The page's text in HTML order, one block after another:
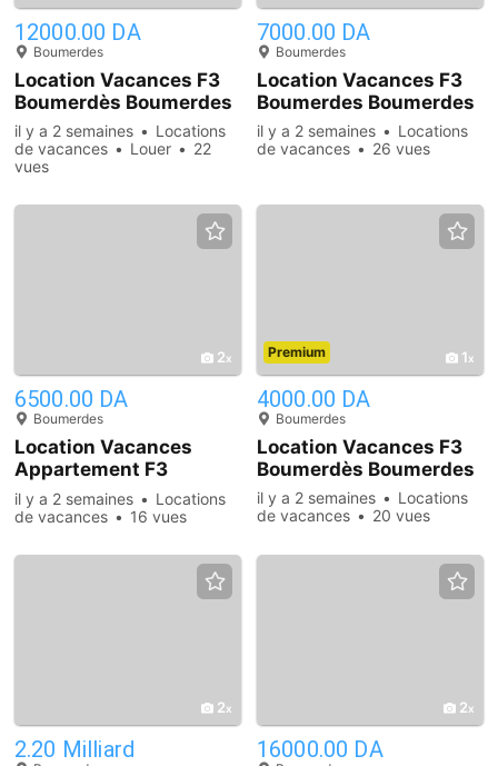
12000.00 DA
Boumerdes
Location Vacances F3
Boumerdès Boumerdes
il y a 2 semaines
Locations
de vacances
Louer
22
vues
7000.00 DA
Boumerdes
Location Vacances F3
Boumerdes Boumerdes
il y a 2 semaines
Locations
de vacances
26 vues
2
6500.00 DA
Boumerdes
Location Vacances
Appartement F3
Boumerdes
il y a 2 semaines
Locations
de vacances
16 vues
1
Premium
4000.00 DA
Boumerdes
Location Vacances F3
Boumerdès Boumerdes
il y a 2 semaines
Locations
de vacances
20 vues
2
2.20 Milliard
2
16000.00 DA